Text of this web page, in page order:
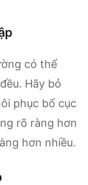
có thể
Hãy bỏ
phục bố cục
rõ ràng hơn
hơn nhiều.